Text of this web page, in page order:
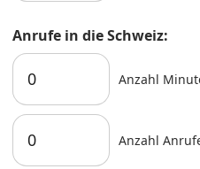
Anrufe in die Schweiz:
Anzahl
Anzahl